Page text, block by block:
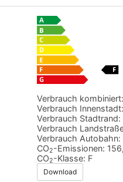
Verbrauch kombiniert:
Verbrauch Innenstadt:
Verbrauch Stadtrand:
Verbrauch
Verbrauch Autobahn:
CO2-Emissionen:
CO2-Klasse: F
Download